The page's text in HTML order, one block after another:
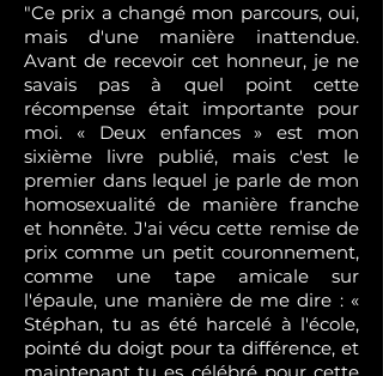
"Ce prix a changé mon parcours, oui,
mais d'une manière inattendue.
Avant de recevoir cet honneur, je ne
savais pas à quel point cette
récompense était importante pour
moi. « Deux enfances » est mon
sixième livre publié, mais c'est le
premier dans lequel je parle de mon
homosexualité de manière franche
et honnête. J'ai vécu cette remise de
prix comme un petit couronnement,
comme une tape amicale sur
l'épaule, une manière de me dire : «
Stéphan, tu as été harcelé à l'école,
pointé du doigt pour ta différence, et